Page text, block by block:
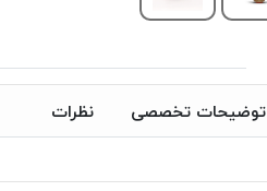
توضیحات تخصصی نظرات